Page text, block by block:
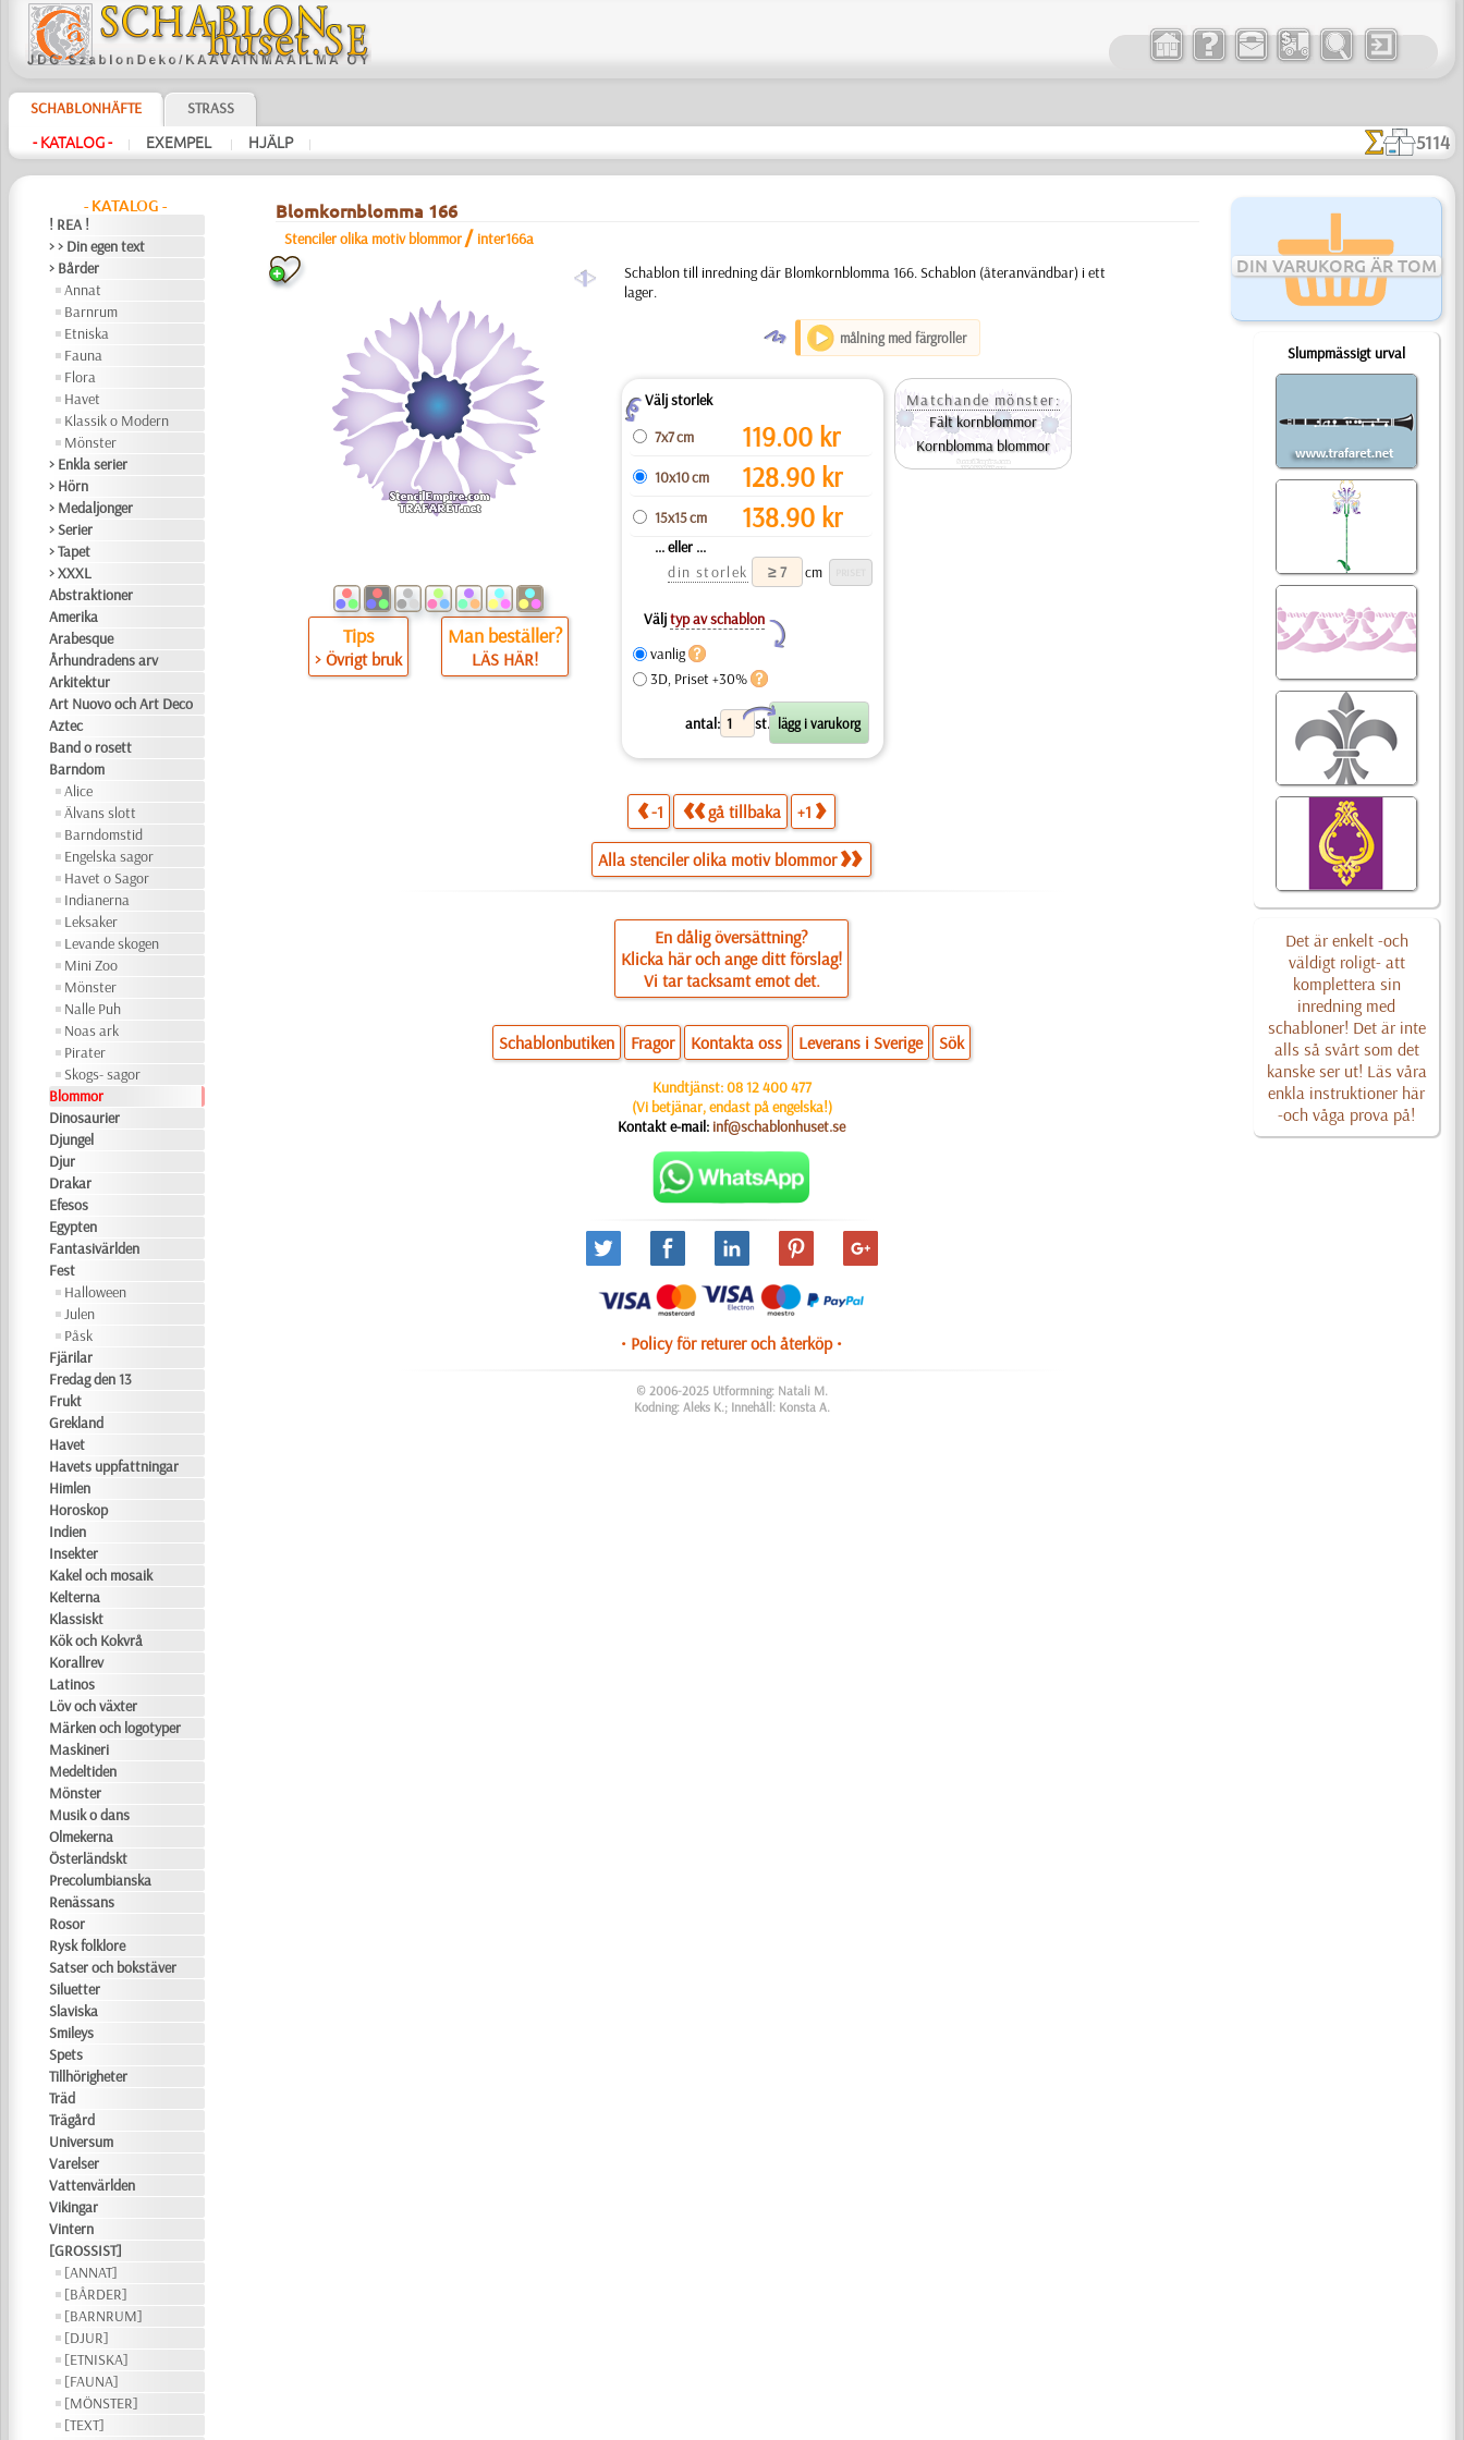
SCHABLONHÄFTE STRASS
- KATALOG - | EXEMPEL | HJÄLP | 5114
- KATALOG -
! REA !
> > Din egen text
> Bårder
Annat
Barnrum
Etniska
Fauna
Flora
Havet
Klassik o Modern
Mönster
> Enkla serier
> Hörn
> Medaljonger
> Serier
> Tapet
> XXXL
Abstraktioner
Amerika
Arabesque
Århundradens arv
Arkitektur
Art Nuovo och Art Deco
Aztec
Band o rosett
Barndom
Alice
Älvans slott
Barndomstid
Engelska sagor
Havet o Sagor
Indianerna
Leksaker
Levande skogen
Mini Zoo
Mönster
Nalle Puh
Noas ark
Pirater
Skogs- sagor
Blommor
Dinosaurier
Djungel
Djur
Drakar
Efesos
Egypten
Fantasivärlden
Fest
Halloween
Julen
Påsk
Fjärilar
Fredag den 13
Frukt
Grekland
Havet
Havets uppfattningar
Himlen
Horoskop
Indien
Insekter
Kakel och mosaik
Kelterna
Klassiskt
Kök och Kokvrå
Korallrev
Latinos
Löv och växter
Märken och logotyper
Maskineri
Medeltiden
Mönster
Musik o dans
Olmekerna
Österländskt
Precolumbianska
Renässans
Rosor
Rysk folklore
Satser och bokstäver
Siluetter
Slaviska
Smileys
Spets
Tillhörigheter
Träd
Trägård
Universum
Varelser
Vattenvärlden
Vikingar
Vintern
[GROSSIST]
[ANNAT]
[BÅRDER]
[BARNRUM]
[DJUR]
[ETNISKA]
[FAUNA]
[MÖNSTER]
[TEXT]
DIN VARUKORG ÄR TOM
Slumpmässigt urval
Det är enkelt -och
väldigt roligt- att
komplettera sin
inredning med
schabloner! Det är inte
alls så svårt som det
kanske ser ut! Läs våra
enkla instruktioner här
-och våga prova på!
Blomkornblomma 166
Stenciler olika motiv blommor / inter166a
a
Tips
> Övrigt bruk
Man beställer?
LÄS HÄR!
Schablon till inredning där Blomkornblomma 166. Schablon (återanvändbar) i ett
lager.
O målning med färgroller
ZVälj storlek
7x7 cm
119.00kr
10x10 cm 128.90kr
15x15 cm 138.90kr
... eller ...
din storlek
cm
Väljtyp av schablon
Y
vanlig
3D, Priset +30%
antal: st.
X
Matchande mönster:
Fält kornblommor
Kornblomma blommor
-1 gå tillbaka +1
Alla stenciler olika motiv blommor
En dålig översättning?
Klicka här och ange ditt förslag!
Vi tar tacksamt emot det.
Schablonbutiken Fragor Kontakta oss Leverans i Sverige Sök
Kundtjänst:08 12 400 477
(Vi betjänar, endast på engelska!)
Kontakt e-mail: inf@schablonhuset.se
• Policy för returer och återköp •
© 2006-2025 Utformning: Natali M.
Kodning: Aleks K.; Innehåll: Konsta A.